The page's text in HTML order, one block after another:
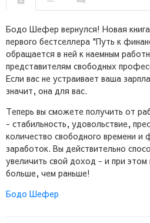
Бодо Шефер вернулся! Новая книга
первого бестселлера "Путь к
обращается в ней к наемным
представителям свободных
Если вас не устраивает ваша
значит, она для вас.
Теперь вы сможете получить от
- стабильность, удовольствие,
количество свободного времени и
заработок. Вы действительно
увеличить свой доход - и при этом
больше, чем раньше!
Бодо Шефер